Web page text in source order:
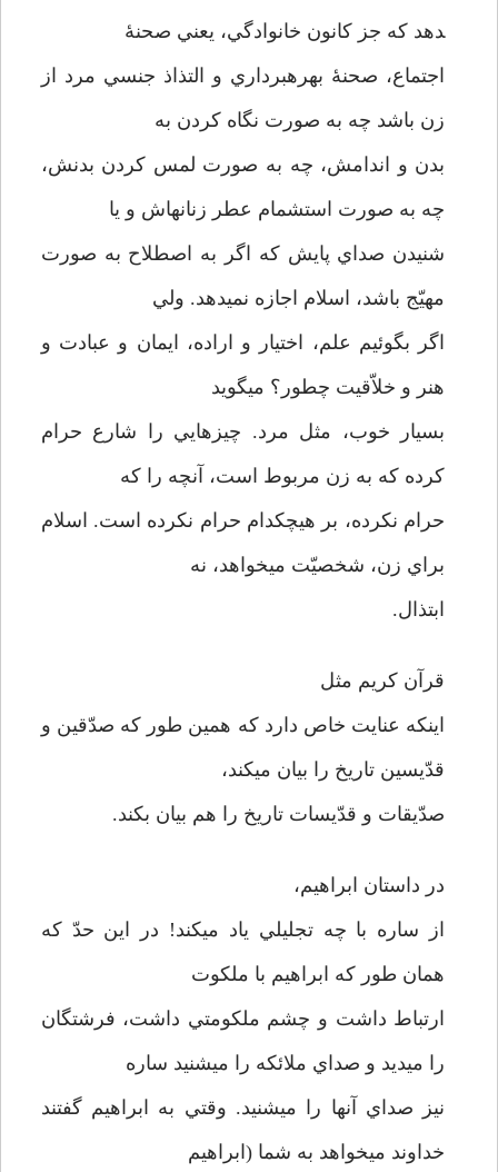
دهد كه جز كانون خانوادگي، يعني صحنۀ
اجتماع، صحنۀ بهره­برداري و التذاذ جنسي مرد از
زن باشد چه به صورت نگاه كردن به
بدن و اندامش، چه به صورت لمس كردن بدنش،
چه به صورت استشمام عطر زنانه­اش و يا
شنيدن صداي پايش كه اگر به اصطلاح به صورت
مهيّج باشد، اسلام اجازه نمي­دهد. ولي
اگر بگوئيم علم، اختيار و اراده، ايمان و عبادت و
هنر و خلاّقيت چطور؟ مي­گويد
بسيار خوب، مثل مرد. چيزهايي را شارع حرام
كرده كه به زن مربوط است، آنچه را كه
حرام نكرده، بر هيچكدام حرام نكرده است. اسلام
براي زن، شخصيّت مي­خواهد، نه
ابتذال.
قرآن كريم مثل
اينكه عنايت خاص دارد كه همين طور كه صدّقين و
قدّيسين تاريخ را بيان مي­كند،
صدّيقات و قدّيسات تاريخ را هم بيان بكند.
در داستان ابراهيم،
از ساره با چه تجليلي ياد مي­كند! در اين حدّ كه
همان طور كه ابراهيم با ملكوت
ارتباط داشت و چشم ملكومتي داشت، فرشتگان
را مي­ديد و صداي ملائكه را مي­شنيد ساره
نيز صداي آنها را مي­شنيد. وقتي به ابراهيم گفتند
خداوند مي­خواهد به شما (ابراهيم